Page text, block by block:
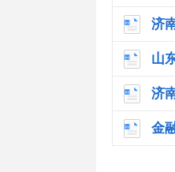
济
山
济
金